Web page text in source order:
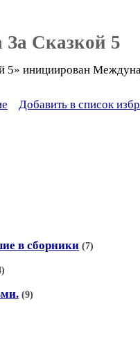
Сказкой 5
5» инициирован
Добавить в список
в сборники (7)
(9)